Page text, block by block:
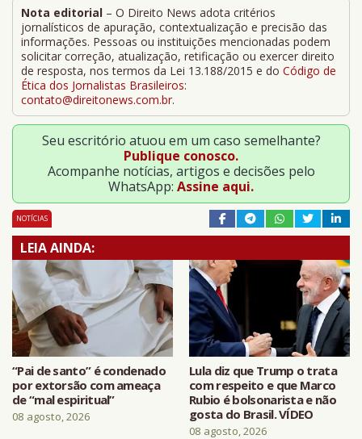
Nota editorial – O Direito News adota critérios
jornalísticos de apuração, contextualização e precisão das
informações. Pessoas ou instituições mencionadas podem
solicitar correção, atualização, retificação ou exercer direito
de resposta, nos termos da Lei 13.188/2015 e do Código de
Ética dos Jornalistas Brasileiros:
contato@direitonews.com.br.
Seu escritório atuou em um caso semelhante?
Publique conosco.
Acompanhe notícias, artigos e decisões pelo
WhatsApp: Assine aqui.
NOTÍCIAS
LEIA AINDA:
“Pai de santo” é condenado
por extorsão com ameaça
de “mal espiritual”
08 agosto, 2026
Lula diz que Trump o trata
com respeito e que Marco
Rubio é bolsonarista e não
gosta do Brasil. VÍDEO
08 agosto, 2026